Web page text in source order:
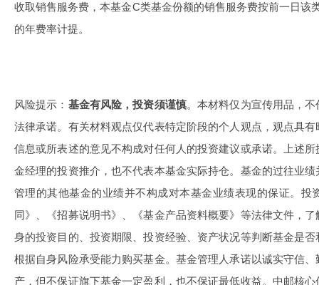
收取销售服务费，本基金C类基金份额的销售服务费按前一日该
的年费率计提。
风险提示： 基金有风险，投资须谨慎。本材料仅为宣传用品，
法律承诺。有关材料观点仅代表特定阶段的个人观点，观点具
信息或所表述的意见不构成对任何人的投资建议或承诺。上述
金经理的投资推介，也不代表本基金实际持仓。基金的过往业
管理的其他基金的业绩并不构成对本基金业绩表现的保证。投
同》、《招募说明书》、《基金产品资料概要》等法律文件，
身的投资目的、投资期限、投资经验、资产状况等判断基金是
根据自身风险承受能力购买基金。基金管理人承诺以诚实守信
产，但不保证旗下基金一定盈利，也不保证最低收益。中邮核